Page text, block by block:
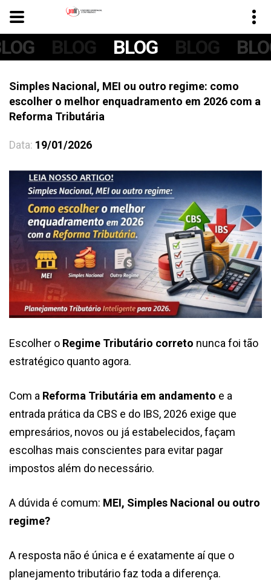
BLOG BLOG BLOG
Simples Nacional, MEI ou outro regime: como
escolher o melhor enquadramento em 2026 com a
Reforma Tributária
Data: 19/01/2026
Escolher o Regime Tributário correto nunca foi tão
estratégico quanto agora.
Com a Reforma Tributária em andamento e a
entrada prática da CBS e do IBS, 2026 exige que
empresários, novos ou já estabelecidos, façam
escolhas mais conscientes para evitar pagar
impostos além do necessário.
A dúvida é comum: MEI, Simples Nacional ou outro
regime?
A resposta não é única e é exatamente aí que o
planejamento tributário faz toda a diferença.